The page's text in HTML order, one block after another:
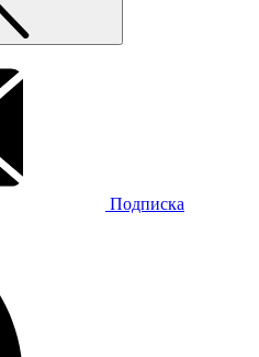
Подписка